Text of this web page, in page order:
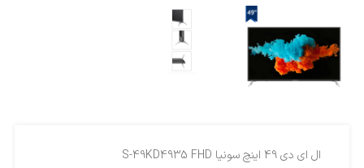
ال اي دي 49 اينچ سونيا S-49KD4935 FHD